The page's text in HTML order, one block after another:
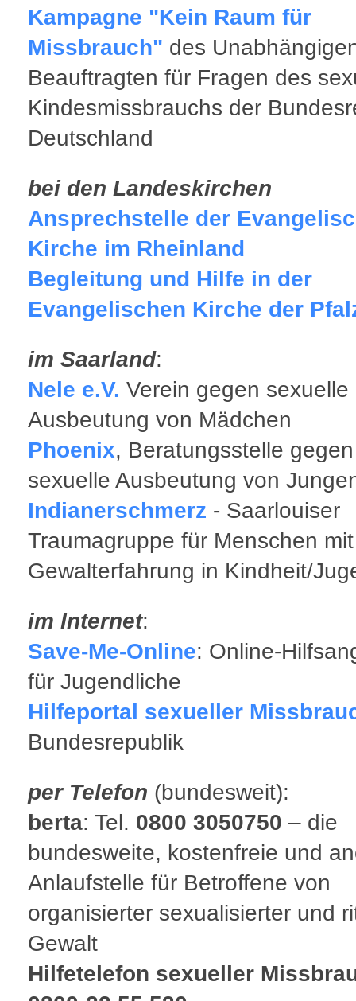
Kampagne "Kein Raum für
Missbrauch" des
Beauftragten für Fragen des
Kindesmissbrauchs der
Deutschland
bei den Landeskirchen
Ansprechstelle der
Kirche im Rheinland
Begleitung und Hilfe in der
Evangelischen Kirche der
im Saarland:
Nele e.V. Verein gegen sexuelle
Ausbeutung von Mädchen
Phoenix, Beratungsstelle gegen
sexuelle Ausbeutung von
Indianerschmerz - Saarlouiser
Traumagruppe für Menschen mit
Gewalterfahrung in Kindheit/
im Internet:
Save-Me-Online: Online-
für Jugendliche
Hilfeportal sexueller
Bundesrepublik
per Telefon (bundesweit):
berta: Tel. 0800 3050750 – die
bundesweite, kostenfreie und
Anlaufstelle für Betroffene von
organisierter sexualisierter und
Gewalt
Hilfetelefon sexueller